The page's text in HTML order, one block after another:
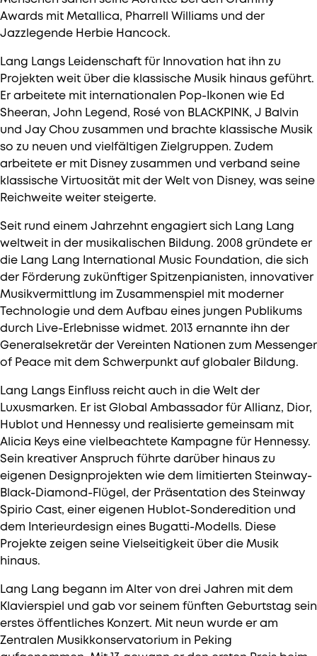
Awards mit Metallica, Pharrell Williams und der
Jazzlegende Herbie Hancock.
Lang Langs Leidenschaft für Innovation hat ihn zu
Projekten weit über die klassische Musik hinaus geführt.
Er arbeitete mit internationalen Pop-Ikonen wie Ed
Sheeran, John Legend, Rosé von BLACKPINK, J Balvin
und Jay Chou zusammen und brachte klassische Musik
so zu neuen und vielfältigen Zielgruppen. Zudem
arbeitete er mit Disney zusammen und verband seine
klassische Virtuosität mit der Welt von Disney, was seine
Reichweite weiter steigerte.
Seit rund einem Jahrzehnt engagiert sich Lang Lang
weltweit in der musikalischen Bildung. 2008 gründete er
die Lang Lang International Music Foundation, die sich
der Förderung zukünftiger Spitzenpianisten, innovativer
Musikvermittlung im Zusammenspiel mit moderner
Technologie und dem Aufbau eines jungen Publikums
durch Live-Erlebnisse widmet. 2013 ernannte ihn der
Generalsekretär der Vereinten Nationen zum Messenger
of Peace mit dem Schwerpunkt auf globaler Bildung.
Lang Langs Einfluss reicht auch in die Welt der
Luxusmarken. Er ist Global Ambassador für Allianz, Dior,
Hublot und Hennessy und realisierte gemeinsam mit
Alicia Keys eine vielbeachtete Kampagne für Hennessy.
Sein kreativer Anspruch führte darüber hinaus zu
eigenen Designprojekten wie dem limitierten Steinway-
Black-Diamond-Flügel, der Präsentation des Steinway
Spirio Cast, einer eigenen Hublot-Sonderedition und
dem Interieurdesign eines Bugatti-Modells. Diese
Projekte zeigen seine Vielseitigkeit über die Musik
hinaus.
Lang Lang begann im Alter von drei Jahren mit dem
Klavierspiel und gab vor seinem fünften Geburtstag sein
erstes öffentliches Konzert. Mit neun wurde er am
Zentralen Musikkonservatorium in Peking